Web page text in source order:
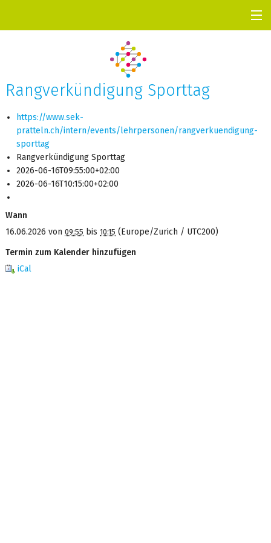
KONTAKTE
INFOS A–Z
SCHULLEBEN
Rangverkündigung Sporttag
https://www.sek-
pratteln.ch/intern/events/lehrpersonen/rangverkuendigung-
sporttag
Rangverkündigung Sporttag
2026-06-16T09:55:00+02:00
2026-06-16T10:15:00+02:00
Wann
16.06.2026 von 09:55 bis 10:15 (Europe/Zurich / UTC200)
Termin zum Kalender hinzufügen
iCal